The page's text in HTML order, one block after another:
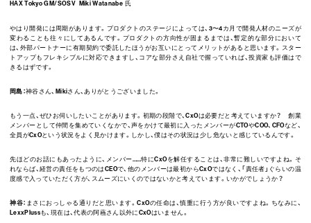
HAX Tokyo GM/SOSV Miki Watanabe 氏
やはり開発には周期があります。プロダクトのステージによっては、3〜4カ月で開発人材のニーズが
変わることも往々にしてあるんです。プロダクトの方向性が固まるまでは、暫定的な部分において
は、外部パートナーに有期契約で委託したほうがお互いにとってメリットがあると思います。スター
トアップもフレキシブルに対応できますし、コアな部分さえ自社で握っていれば、投資家も評価はで
きるはずです。
岡島：神谷さん、Mikiさん、ありがとうございました。
もう一点、ぜひお伺いしたいことがあります。初期の段階で、CxOは必要だと考えていますか？ 創業
メンバーとして仲間を集めていくなかで、声をかけて最初に入ったメンバーがCTOやCOO、CFOなど、
全員がCxOという状況をよく見かけます。しかし、僕はその状況は少し危ないと感じているんです。
先ほどのお話にもあったように、メンバー……特にCxOを解任することは、非常に難しいですよね。そ
れならば、経営の責任をもつのはCEOで、他のメンバーは最初からCxOではなく、「責任者」ぐらいの温
度感で入っていただく方が、スムーズにいくのではないかと考えています。いかがでしょうか？
神谷： まさにおっしゃる通りだと思います。CxOの任命は、慎重に行う方が良いですよね。ちなみに、
LexxPlussも、現在は、代表の阿蘓さん以外にCxOはいません。